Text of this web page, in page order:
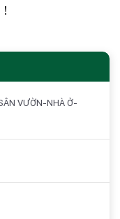
!
VƯỜN-NHÀ Ở-